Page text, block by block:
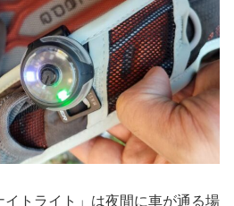
イトライト」は夜間に車が通る場